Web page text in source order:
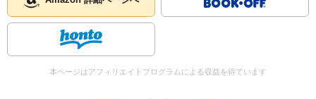
本ページはアフィリエイトプログラムによる収益を得ています